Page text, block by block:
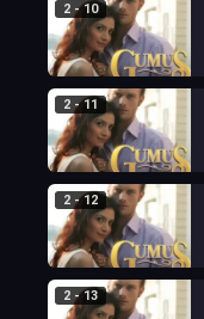
2 - 10
2 - 11
2 - 12
2 - 13